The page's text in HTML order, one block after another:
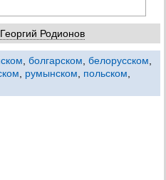
Георгий Родионов
болгарском белорусском
румынском польском